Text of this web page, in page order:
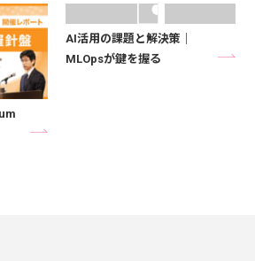
AI活用の課題と解決策｜
MLOpsが鍵を握る